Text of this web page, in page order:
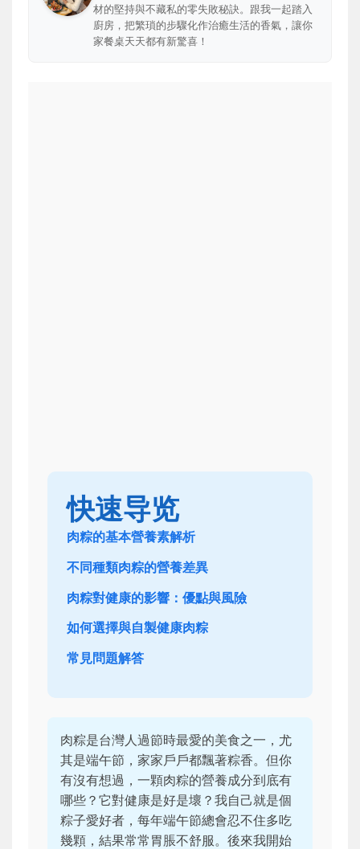
材的堅持與不藏私的零失敗秘訣。跟我一起踏入
廚房，把繁瑣的步驟化作治癒生活的香氣，讓你
家餐桌天天都有新驚喜！
快速导览
肉粽的基本營養素解析
不同種類肉粽的營養差異
肉粽對健康的影響：優點與風險
如何選擇與自製健康肉粽
常見問題解答
肉粽是台灣人過節時最愛的美食之一，尤
其是端午節，家家戶戶都飄著粽香。但你
有沒有想過，一顆肉粽的營養成分到底有
哪些？它對健康是好是壞？我自己就是個
粽子愛好者，每年端午節總會忍不住多吃
幾顆，結果常常胃脹不舒服。後來我開始